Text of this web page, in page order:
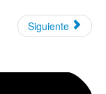
Siguiente